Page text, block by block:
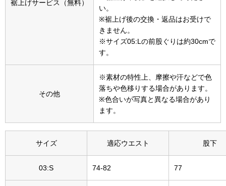
スカーフ／ス
手袋
ベルト
靴下
傘／日傘
その他
裾上げサービス（無料）
い。
※裾上げ後の交換・返品はお受けで
きません。
※サイズ05:Lの前股ぐりは約30cmで
す。
その他
※素材の特性上、摩擦や汗などで色
落ちや色移りする場合があります。
※色合いが写真と異なる場合があり
ます。
サイズ 適応ウエスト 股下
03:S 74-82 77